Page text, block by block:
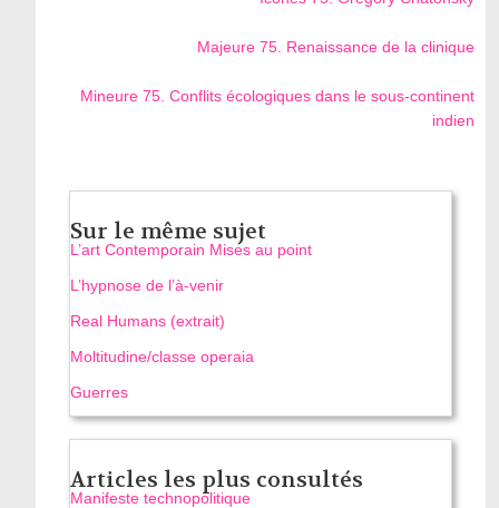
Majeure 75. Renaissance de la clinique
Mineure 75. Conflits écologiques dans le sous-continent
indien
Sur le même sujet
L’art Contemporain Mises au point
L’hypnose de l’à-venir
Real Humans (extrait)
Moltitudine/classe operaia
Guerres
Articles les plus consultés
Manifeste technopolitique